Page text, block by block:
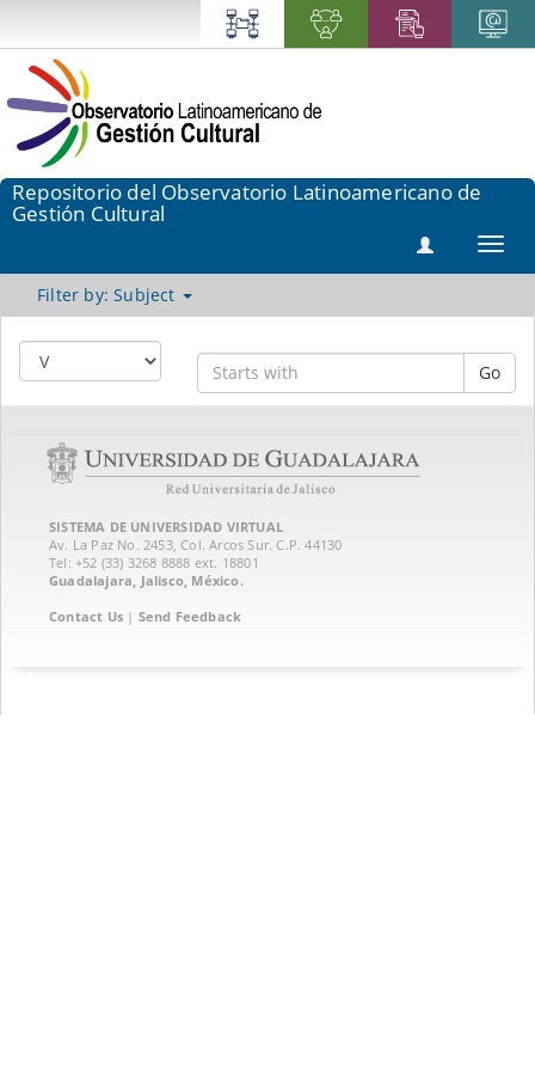
Repositorio del Observatorio Latinoamericano de
Gestión Cultural
Filter by: Subject
Go
SISTEMA DE UNIVERSIDAD VIRTUAL
Av. La Paz No. 2453, Col. Arcos Sur. C.P. 44130
Tel: +52 (33) 3268 8888‏ ext. 18801
Guadalajara, Jalisco, México.
Contact Us | Send Feedback